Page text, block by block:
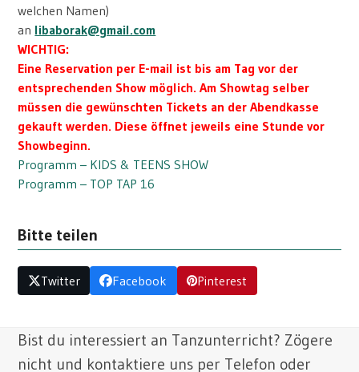
welchen Namen)
an libaborak@gmail.com
WICHTIG:
Eine Reservation per E-mail ist bis am Tag vor der
entsprechenden Show möglich. Am Showtag selber
müssen die gewünschten Tickets an der Abendkasse
gekauft werden. Diese öffnet jeweils eine Stunde vor
Showbeginn.
Programm – KIDS & TEENS SHOW
Programm – TOP TAP 16
Bitte teilen
Twitter Facebook Pinterest
Bist du interessiert an Tanzunterricht? Zögere
nicht und kontaktiere uns per Telefon oder